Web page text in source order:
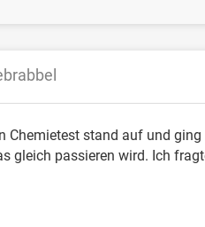
Chemietest stand auf und ging
gleich passieren wird. Ich